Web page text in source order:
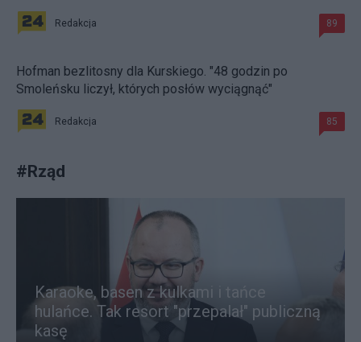
Redakcja 89
Hofman bezlitosny dla Kurskiego. "48 godzin po
Smoleńsku liczył, których posłów wyciągnąć"
Redakcja 85
#Rząd
Karaoke, basen z kulkami i tańce
hulańce. Tak resort "przepalał" publiczną
kasę